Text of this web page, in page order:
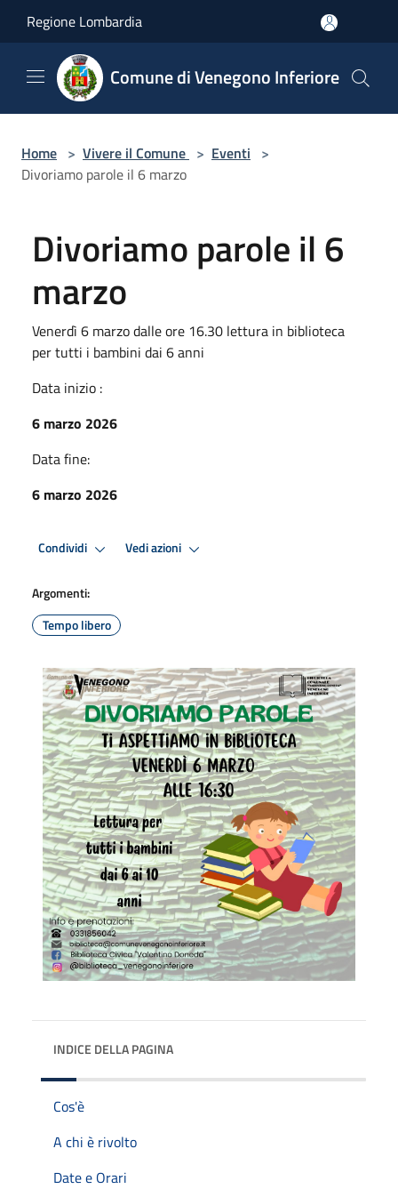
Regione Lombardia
Comune di Venegono Inferiore
Home > Vivere il Comune > Eventi >
Divoriamo parole il 6 marzo
Divoriamo parole il 6
marzo
Venerdì 6 marzo dalle ore 16.30 lettura in biblioteca
per tutti i bambini dai 6 anni
Data inizio :
6 marzo 2026
Data fine:
6 marzo 2026
Condividi Vedi azioni
Argomenti:
Tempo libero
INDICE DELLA PAGINA
Cos'è
A chi è rivolto
Date e Orari